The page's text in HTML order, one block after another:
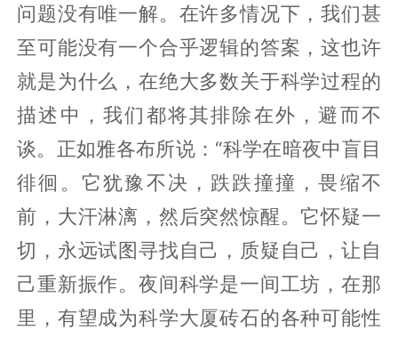
问题没有唯一解。在许多情况下，我们甚
至可能没有一个合乎逻辑的答案，这也许
就是为什么，在绝大多数关于科学过程的
描述中，我们都将其排除在外，避而不
谈。正如雅各布所说：“科学在暗夜中盲目
徘徊。它犹豫不决，跌跌撞撞，畏缩不
前，大汗淋漓，然后突然惊醒。它怀疑一
切，永远试图寻找自己，质疑自己，让自
己重新振作。夜间科学是一间工坊，在那
里，有望成为科学大厦砖石的各种可能性